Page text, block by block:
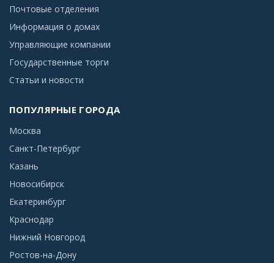
Почтовые отделения
Информация о домах
Управляющие компании
Государственные торги
Статьи и новости
ПОПУЛЯРНЫЕ ГОРОДА
Москва
Санкт-Петербург
Казань
Новосибирск
Екатеринбург
Краснодар
Нижний Новгород
Ростов-на-Дону